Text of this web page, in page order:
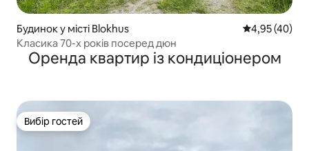
Будинок у місті Blokhus Середня
4,95 (40)
Класика 70-х років посеред дюн
Оренда квартир із кондиціонером
Вибір гостей
Вибір гостей